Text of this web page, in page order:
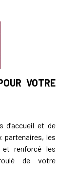
VOTRE
d’accueil et de
partenaires, les
renforcé les
de votre